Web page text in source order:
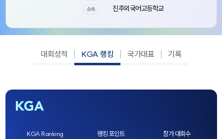
소속 진주외국어고등학교
대회성적 KGA 랭킹 국가대표 기록
KGA Ranking 랭킹 포인트 참가 대회수